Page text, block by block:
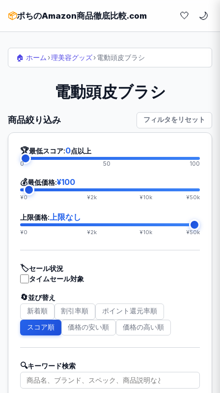
📦ポちのAmazon商品徹底比較.com 🤍
🏠 ホーム ›理美容グッズ›電動頭皮ブラシ
電動頭皮ブラシ
商品絞り込み フィルタをリセット
🏆最低スコア:0点以上
0 50 100
💰最低価格:¥100
¥0 ¥2k ¥10k ¥50k
上限価格: 上限なし
¥0 ¥2k ¥10k ¥50k
🏷️セール状況
タイムセール対象
🔄並び替え
新着順 割引率順 ポイント還元率順
スコア順 価格の安い順 価格の高い順
🔍キーワード検索